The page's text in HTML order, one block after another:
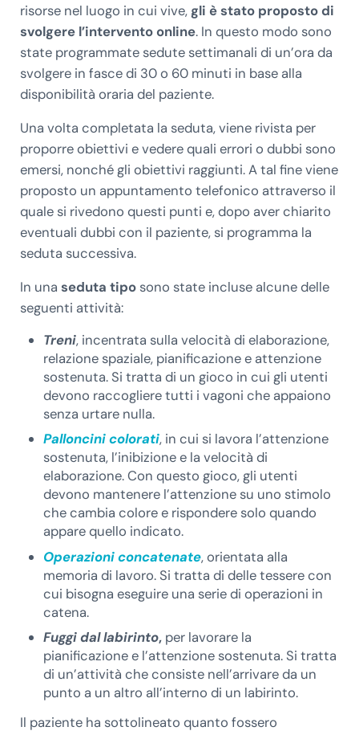
risorse nel luogo in cui vive, gli è stato proposto di
svolgere l’intervento online. In questo modo sono
state programmate sedute settimanali di un’ora da
svolgere in fasce di 30 o 60 minuti in base alla
disponibilità oraria del paziente.
Una volta completata la seduta, viene rivista per
proporre obiettivi e vedere quali errori o dubbi sono
emersi, nonché gli obiettivi raggiunti. A tal fine viene
proposto un appuntamento telefonico attraverso il
quale si rivedono questi punti e, dopo aver chiarito
eventuali dubbi con il paziente, si programma la
seduta successiva.
In una seduta tiposono state incluse alcune delle
seguenti attività:
Treni, incentrata sulla velocità di elaborazione,
relazione spaziale, pianificazione e attenzione
sostenuta. Si tratta di un gioco in cui gli utenti
devono raccogliere tutti i vagoni che appaiono
senza urtare nulla.
Palloncini colorati, in cui si lavora l’attenzione
sostenuta, l’inibizione e la velocità di
elaborazione. Con questo gioco, gli utenti
devono mantenere l’attenzione su uno stimolo
che cambia colore e rispondere solo quando
appare quello indicato.
Operazioni concatenate, orientata alla
memoria di lavoro. Si tratta di delle tessere con
cui bisogna eseguire una serie di operazioni in
catena.
Fuggi dal labirinto, per lavorare la
pianificazione e l’attenzione sostenuta. Si tratta
di un’attività che consiste nell’arrivare da un
punto a un altro all’interno di un labirinto.
Il paziente ha sottolineato quanto fossero